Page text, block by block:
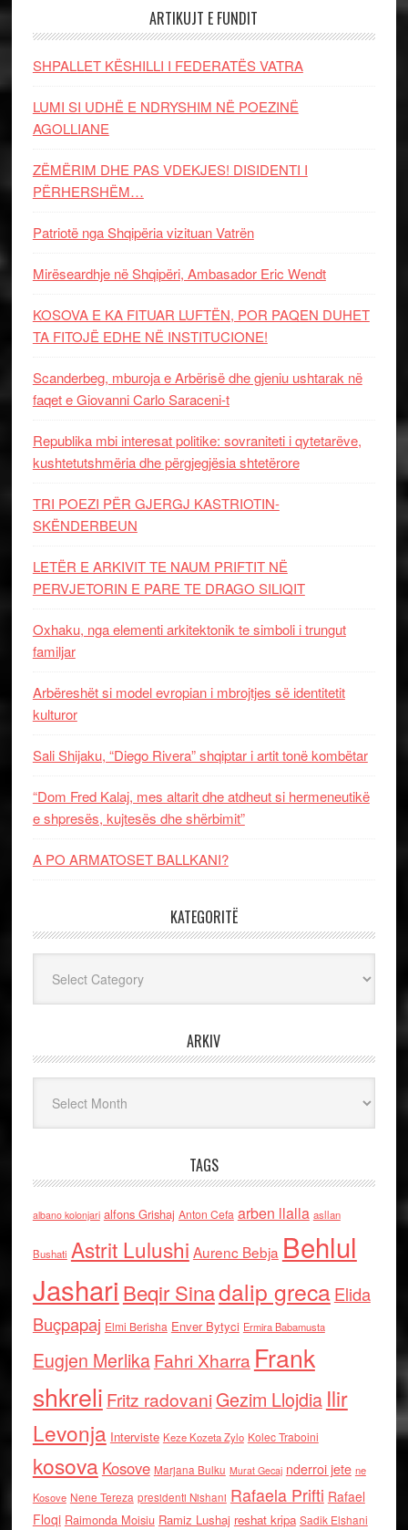
ARTIKUJT E FUNDIT
SHPALLET KËSHILLI I FEDERATËS VATRA
LUMI SI UDHË E NDRYSHIM NË POEZINË
AGOLLIANE
ZËMËRIM DHE PAS VDEKJES! DISIDENTI I
PËRHERSHËM…
Patriotë nga Shqipëria vizituan Vatrën
Mirëseardhje në Shqipëri, Ambasador Eric Wendt
KOSOVA E KA FITUAR LUFTËN, POR PAQEN DUHET
TA FITOJË EDHE NË INSTITUCIONE!
Scanderbeg, mburoja e Arbërisë dhe gjeniu ushtarak në
faqet e Giovanni Carlo Saraceni-t
Republika mbi interesat politike: sovraniteti i qytetarëve,
kushtetutshmëria dhe përgjegjësia shtetërore
TRI POEZI PËR GJERGJ KASTRIOTIN-
SKËNDERBEUN
LETËR E ARKIVIT TE NAUM PRIFTIT NË
PERVJETORIN E PARE TE DRAGO SILIQIT
Oxhaku, nga elementi arkitektonik te simboli i trungut
familjar
Arbëreshët si model evropian i mbrojtjes së identitetit
kulturor
Sali Shijaku, “Diego Rivera” shqiptar i artit tonë kombëtar
“Dom Fred Kalaj, mes altarit dhe atdheut si hermeneutikë
e shpresës, kujtesës dhe shërbimit”
A PO ARMATOSET BALLKANI?
KATEGORITË
ARKIV
TAGS
albano kolonjari alfons Grishaj Anton Cefa arben llalla asllan
Bushati Astrit Lulushi Aurenc Bebja Behlul
Jashari Beqir Sinadalip grecaElida
Buçpapaj Elmi Berisha Enver Bytyci Ermira Babamusta
Eugjen MerlikaFahri Xharra Frank
shkreli Fritz radovaniGezim Llojdia Ilir
Levonja Interviste Keze Kozeta Zylo Kolec Traboini
kosova Kosove Marjana Bulku Murat Gecaj nderroi jete ne
Kosove Nene Tereza presidenti Nishani Rafaela Prifti Rafael
Floqi Raimonda Moisiu Ramiz Lushaj reshat kripa Sadik Elshani